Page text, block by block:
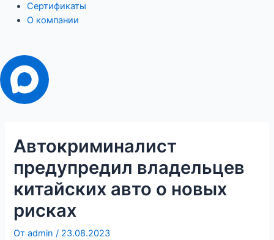
Сертификаты
О компании
Автокриминалист
предупредил владельцев
китайских авто о новых
рисках
От admin/ 23.08.2023